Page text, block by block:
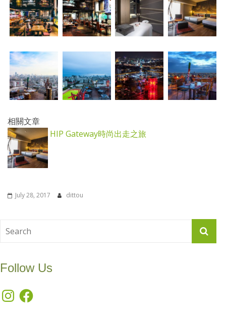
相關文章
HIP Gateway時尚出走之旅
July 28, 2017 dittou
Follow Us
InstagramFacebook